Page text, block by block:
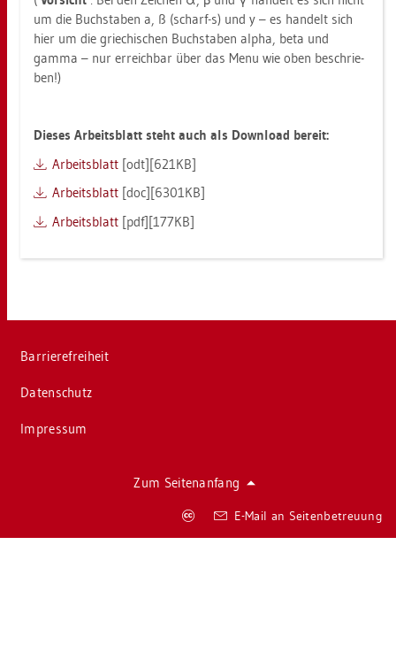
um die Buch­sta­ben a, ß (scharf-s) und y – es han­delt sich
hier um die grie­chi­schen Buch­sta­ben alpha, beta und
gamma – nur er­reich­bar über das Menu wie oben be­schrie­
ben!)
Die­ses Ar­beits­blatt steht auch als Down­load be­reit:
Ar­beits­blatt [odt][621KB]
Ar­beits­blatt [doc][6301KB]
Ar­beits­blatt [pdf][177KB]
Bar­rie­re­frei­heit
Da­ten­schutz
Im­pres­sum
Zum Sei­ten­an­fang
E-Mail an Sei­ten­be­treu­ung
Co­